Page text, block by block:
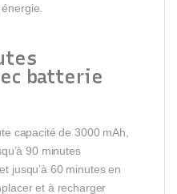
batterie
capacité de 3000 mAh,
90 minutes
jusqu’à 60 minutes en
et à recharger